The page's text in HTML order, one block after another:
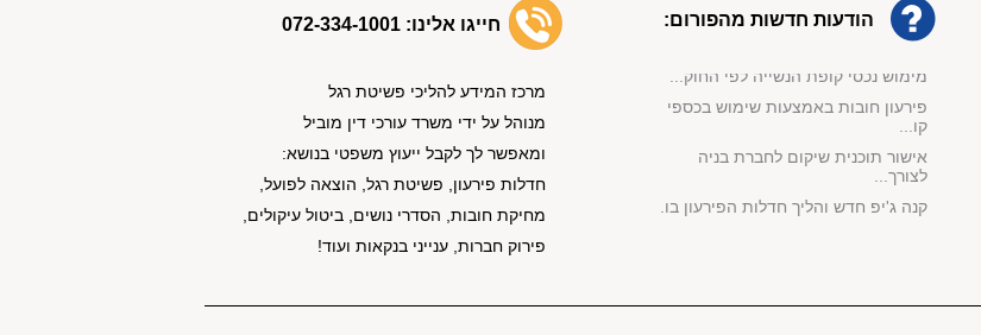
הודעות חדשות מהפורום:
החברה לא קיימה צו עיקול משכורת
ותשל...
מימוש נכסי קופת הנשייה לפי החוק...
פירעון חובות באמצעות שימוש בכספי
קו...
אישור תוכנית שיקום לחברת בניה
לצורך...
קנה ג'יפ חדש והליך חדלות הפירעון בו...
חייגו אלינו: 072-334-1001
מרכז המידע להליכי פשיטת רגל
מנוהל על ידי משרד עורכי דין מוביל
ומאפשר לך לקבל ייעוץ משפטי בנושא:
חדלות פירעון, פשיטת רגל, הוצאה לפועל,
מחיקת חובות, הסדרי נושים, ביטול עיקולים,
פירוק חברות, ענייני בנקאות ועוד!